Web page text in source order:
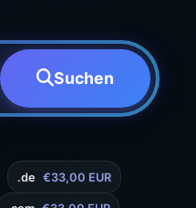
Suchen
.de €33,00 EUR